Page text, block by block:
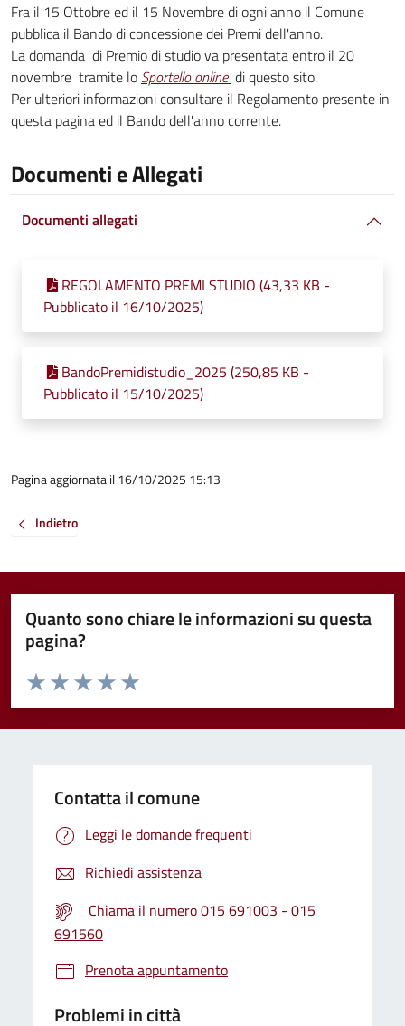
Fra il 15 Ottobre ed il 15 Novembre di ogni anno il Comune
pubblica il Bando di concessione dei Premi dell'anno.
La domanda di Premio di studio va presentata entro il 20
novembre tramite lo Sportello online di questo sito.
Per ulteriori informazioni consultare il Regolamento presente in
questa pagina ed il Bando dell'anno corrente.
Documenti e Allegati
Documenti allegati
REGOLAMENTO PREMI STUDIO (43,33 KB -
Pubblicato il 16/10/2025)
BandoPremidistudio_2025 (250,85 KB -
Pubblicato il 15/10/2025)
Pagina aggiornata il 16/10/2025 15:13
Indietro
Quanto sono chiare le informazioni su questa
pagina?
Valuta da 1 a 5 stelle la pagina
Valuta 5 stelle su 5
Valuta 4 stelle su 5
Valuta 3 stelle su 5
Valuta 2 stelle su 5
Valuta 1 stelle su 5
Contatta il comune
Leggi le domande frequenti
Richiedi assistenza
Chiama il numero 015 691003 - 015
691560
Prenota appuntamento
Problemi in città